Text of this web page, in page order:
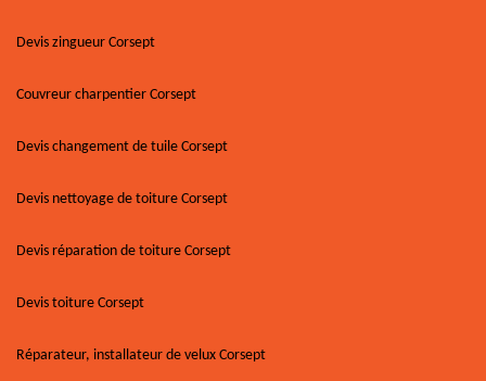
Devis zingueur Corsept
Couvreur charpentier Corsept
Devis changement de tuile Corsept
Devis nettoyage de toiture Corsept
Devis réparation de toiture Corsept
Devis toiture Corsept
Réparateur, installateur de velux Corsept